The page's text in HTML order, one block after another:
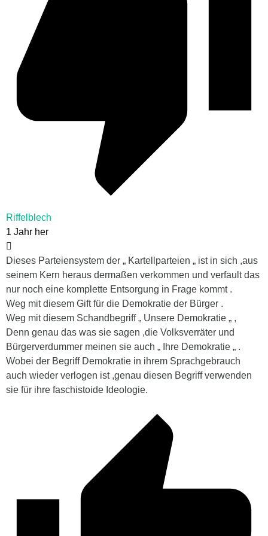
Riffelblech
1 Jahr her
Dieses Parteiensystem der „ Kartellparteien „ ist in sich ,aus
seinem Kern heraus dermaßen verkommen und verfault das
nur noch eine komplette Entsorgung in Frage kommt .
Weg mit diesem Gift für die Demokratie der Bürger .
Weg mit diesem Schandbegriff „ Unsere Demokratie „ ,
Denn genau das was sie sagen ,die Volksverräter und
Bürgerverdummer meinen sie auch „ Ihre Demokratie „ .
Wobei der Begriff Demokratie in ihrem Sprachgebrauch
auch wieder verlogen ist ,genau diesen Begriff verwenden
sie für ihre faschistoide Ideologie.